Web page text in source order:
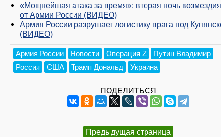
«Мощнейшая атака за время»: вторая ночь возмездия
от Армии России (ВИДЕО)
Армия России разрушает логистику врага под
(ВИДЕО)
Армия России Новости Операция Z
Путин Владимир
Россия
США Трамп Дональд Украина
ПОДЕЛИТЬСЯ
Предыдущая страница